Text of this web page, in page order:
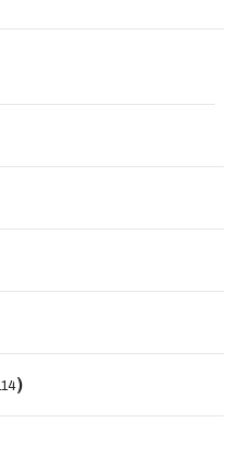
berkualitas dan
Penelitian dan
dosen untuk
ITP baik di tingkat
dan masukan dalam
rencanakan serta
pembelajaran
)